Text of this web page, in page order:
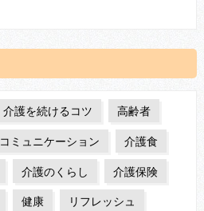
介護を続けるコツ 高齢者
コミュニケーション 介護食
介護のくらし 介護保険
健康 リフレッシュ